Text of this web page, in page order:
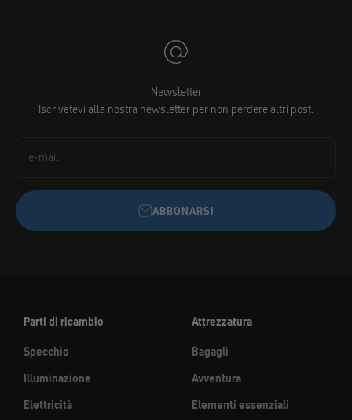
Newsletter
Iscrivetevi alla nostra newsletter per non perdere altri post.
e-mail
ABBONARSI
Parti di ricambio
Specchio
Illuminazione
Elettricità
Attrezzatura
Bagagli
Avventura
Elementi essenziali